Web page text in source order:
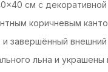
см с
коричневым
завершённый внешний
льна и